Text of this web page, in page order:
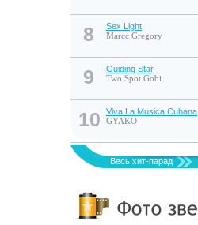
8
Sex Light
Marcc Gregory
9
Guiding Star
Two Spot Gobi
10
Viva La Musica Cubana
GYAKO
Весь хит-парад